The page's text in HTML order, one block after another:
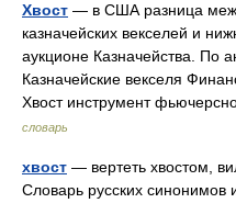
Хвост — в США разница
казначейских векселей и
аукционе Казначейства. По
Казначейские векселя
Хвост инструмент
словарь
хвост — вертеть хвостом,
Словарь русских синонимов